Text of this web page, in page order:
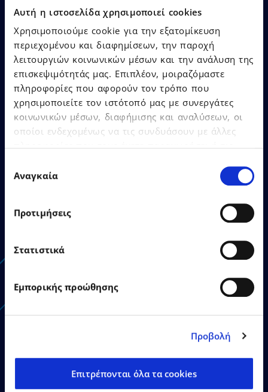
Αυτή η ιστοσελίδα χρησιμοποιεί cookies
Χρησιμοποιούμε cookie για την εξατομίκευση
περιεχομένου και διαφημίσεων, την παροχή
λειτουργιών κοινωνικών μέσων και την ανάλυση της
επισκεψιμότητάς μας. Επιπλέον, μοιραζόμαστε
πληροφορίες που αφορούν τον τρόπο που
χρησιμοποιείτε τον ιστότοπό μας με συνεργάτες
κοινωνικών μέσων, διαφήμισης και αναλύσεων, οι
οποίοι ενδεχομένως να τις συνδυάσουν με άλλες
σας χρήση των υπηρεσιών τους.
συγκατάθεσης
Αναγκαία
Προτιμήσεις
Στατιστικά
Εμπορικής προώθησης
Προβολή
Επιτρέπονται όλα τα cookies
Δείτε Περισσότερα
26.06.2026 Δελτία Τύπου
Η EPSILONNET εγκαινίασε το
Δείτε Περισσότερα